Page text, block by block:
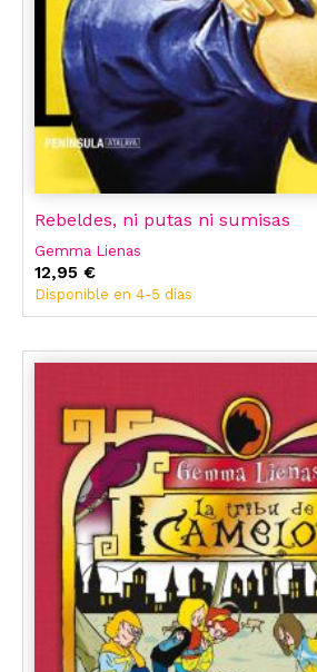
Rebeldes, ni putas ni sumisas
Gemma Lienas
12,95 €
Disponible en 4-5 días